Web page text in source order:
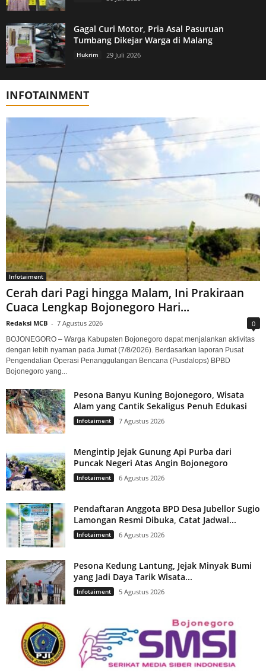
Gagal Curi Motor, Pria Asal Pasuruan
Tumbang Dikejar Warga di Malang
Hukrim 29 Juli 2026
INFOTAINMENT
Infotaiment
Cerah dari Pagi hingga Malam, Ini Prakiraan
Cuaca Lengkap Bojonegoro Hari...
Redaksi MCB - 7 Agustus 2026 0
BOJONEGORO – Warga Kabupaten Bojonegoro dapat menjalankan aktivitas
dengan lebih nyaman pada Jumat (7/8/2026). Berdasarkan laporan Pusat
Pengendalian Operasi Penanggulangan Bencana (Pusdalops) BPBD
Bojonegoro yang...
Pesona Banyu Kuning Bojonegoro, Wisata
Alam yang Cantik Sekaligus Penuh Edukasi
Infotaiment 7 Agustus 2026
Mengintip Jejak Gunung Api Purba dari
Puncak Negeri Atas Angin Bojonegoro
Infotaiment 6 Agustus 2026
Pendaftaran Anggota BPD Desa Jubellor Sugio
Lamongan Resmi Dibuka, Catat Jadwal...
Infotaiment 6 Agustus 2026
Pesona Kedung Lantung, Jejak Minyak Bumi
yang Jadi Daya Tarik Wisata...
Infotaiment 5 Agustus 2026